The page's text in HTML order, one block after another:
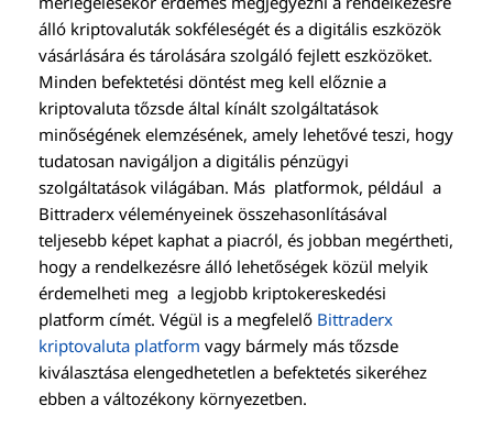
álló kriptovaluták sokféleségét és a digitális eszközök
vásárlására és tárolására szolgáló fejlett eszközöket.
Minden befektetési döntést meg kell előznie a
kriptovaluta tőzsde által kínált szolgáltatások
minőségének elemzésének, amely lehetővé teszi, hogy
tudatosan navigáljon a digitális pénzügyi
szolgáltatások világában. Más platformok, például a
Bittraderx véleményeinek összehasonlításával
teljesebb képet kaphat a piacról, és jobban megértheti,
hogy a rendelkezésre álló lehetőségek közül melyik
érdemelheti meg a legjobb kriptokereskedési
platform címét. Végül is a megfelelő Bittraderx
kriptovaluta platform vagy bármely más tőzsde
kiválasztása elengedhetetlen a befektetés sikeréhez
ebben a változékony környezetben.